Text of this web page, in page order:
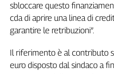
Cgil
Collettiva
Academy
Collettiva
Play
sbloccare questo
cda di aprire una linea di
garantire le retribuzioni”.
Il riferimento è al contributo
euro disposto dal sindaco a